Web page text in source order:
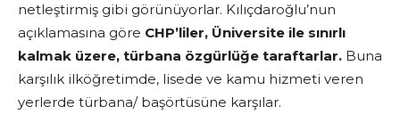
netleştirmiş gibi görünüyorlar. Kılıçdaroğlu’nun
açıklamasına göre CHP’liler, Üniversite ile sınırlı
kalmak üzere, türbana özgürlüğe taraftarlar. Buna
karşılık ilköğretimde, lisede ve kamu hizmeti veren
yerlerde türbana/ başörtüsüne karşılar.